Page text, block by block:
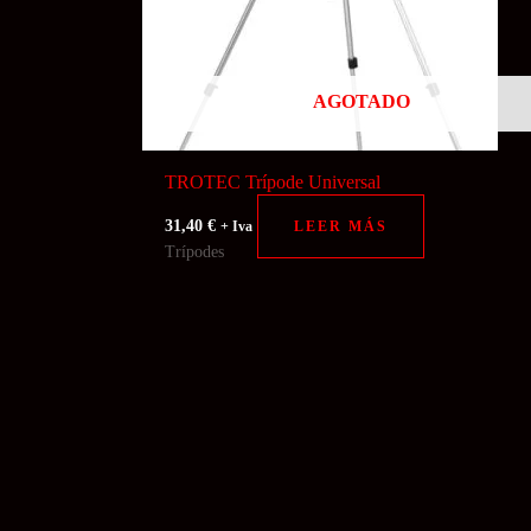
AGOTADO
TROTEC Trípode Universal
31,40€ + Iva LEER MÁS
Trípodes